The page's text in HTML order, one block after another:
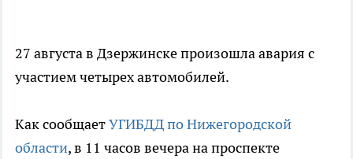
27 августа в Дзержинске произошла авария с
участием четырех автомобилей.
Как сообщаетУГИБДД по Нижегородской
области, в 11 часов вечера на проспекте